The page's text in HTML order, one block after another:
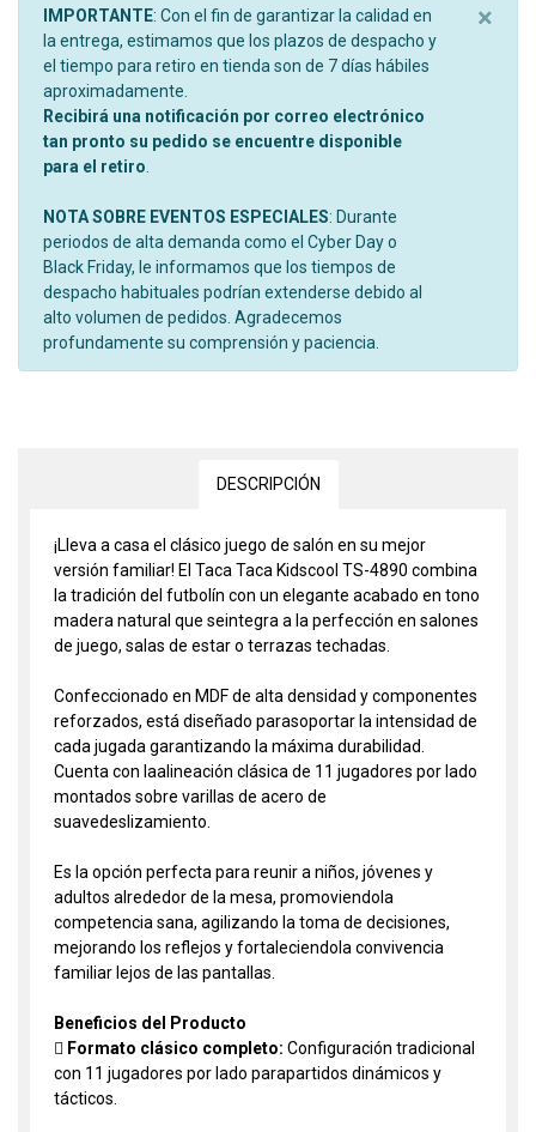
IMPORTANTE: Con el fin de garantizar la calidad en
la entrega, estimamos que los plazos de despacho y
el tiempo para retiro en tienda son de 7 días hábiles
aproximadamente.
Recibirá una notificación por correo electrónico
tan pronto su pedido se encuentre disponible
para el retiro
NOTA SOBRE EVENTOS ESPECIALES: Durante
periodos de alta demanda como el Cyber Day o
Black Friday, le informamos que los tiempos de
despacho habituales podrían extenderse debido al
alto volumen de pedidos. Agradecemos
profundamente su comprensión y paciencia.
×
DESCRIPCIÓN
¡Lleva a casa el clásico juego de salón en su mejor
versión familiar! El Taca Taca Kidscool TS-4890 combina
la tradición del futbolín con un elegante acabado en tono
madera natural que seintegra a la perfección en salones
de juego, salas de estar o terrazas techadas.
Confeccionado en MDF de alta densidad y componentes
reforzados, está diseñado parasoportar la intensidad de
cada jugada garantizando la máxima durabilidad.
Cuenta con laalineación clásica de 11 jugadores por lado
montados sobre varillas de acero de
suavedeslizamiento.
Es la opción perfecta para reunir a niños, jóvenes y
adultos alrededor de la mesa, promoviendola
competencia sana, agilizando la toma de decisiones,
mejorando los reflejos y fortaleciendola convivencia
familiar lejos de las pantallas.
Beneficios del Producto
 Formato clásico completo: Configuración tradicional
con 11 jugadores por lado parapartidos dinámicos y
tácticos.